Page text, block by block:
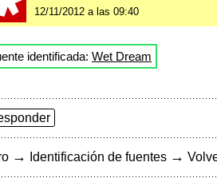
12/11/2012 a las 09:40
identificada: Wet Dream
→ Identificación de fuentes →